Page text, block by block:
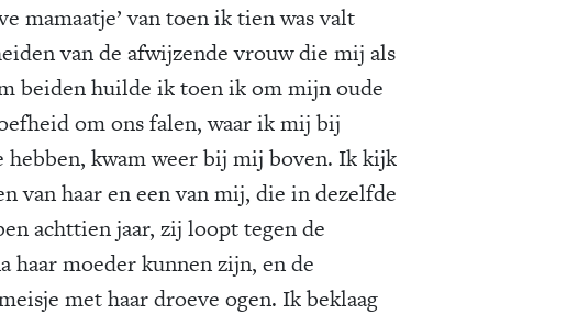
mamaatje’ van toen ik tien was valt
van de afwijzende vrouw die mij als
beiden huilde ik toen ik om mijn oude
om ons falen, waar ik mij bij
hebben, kwam weer bij mij boven. Ik kijk
van haar en een van mij, die in dezelfde
achttien jaar, zij loopt tegen de
haar moeder kunnen zijn, en de
met haar droeve ogen. Ik beklaag